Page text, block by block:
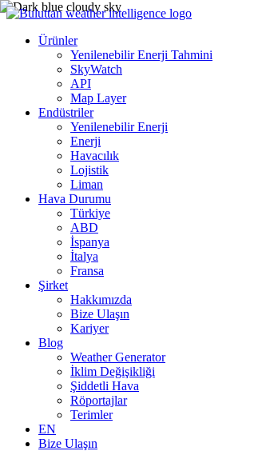
Ürünler
Yenilenebilir Enerji Tahmini
SkyWatch
API
Map Layer
Endüstriler
Yenilenebilir Enerji
Enerji
Havacılık
Lojistik
Liman
Hava Durumu
Türkiye
ABD
İspanya
İtalya
Fransa
Şirket
Hakkımızda
Bize Ulaşın
Kariyer
Blog
Weather Generator
İklim Değişikliği
Şiddetli Hava
Röportajlar
Terimler
EN
Bize Ulaşın